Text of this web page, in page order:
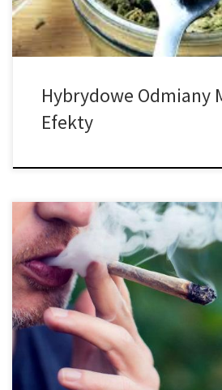
Hybrydowe Odmiany
Efekty
Plusy i minusy uprawiania innych odmian
pokoju uprawy. Dzisiaj przedstawimy
wady uprawy różnych odmian cannabis w
uprawy. Przy odrobinie dobrego
odpowiedniego przygotowania z
trudne, jak może się wydawać. Kiedy
cannabis pod […]